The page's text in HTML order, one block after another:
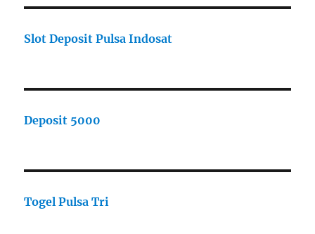
Slot Deposit Pulsa Indosat
Deposit 5000
Togel Pulsa Tri